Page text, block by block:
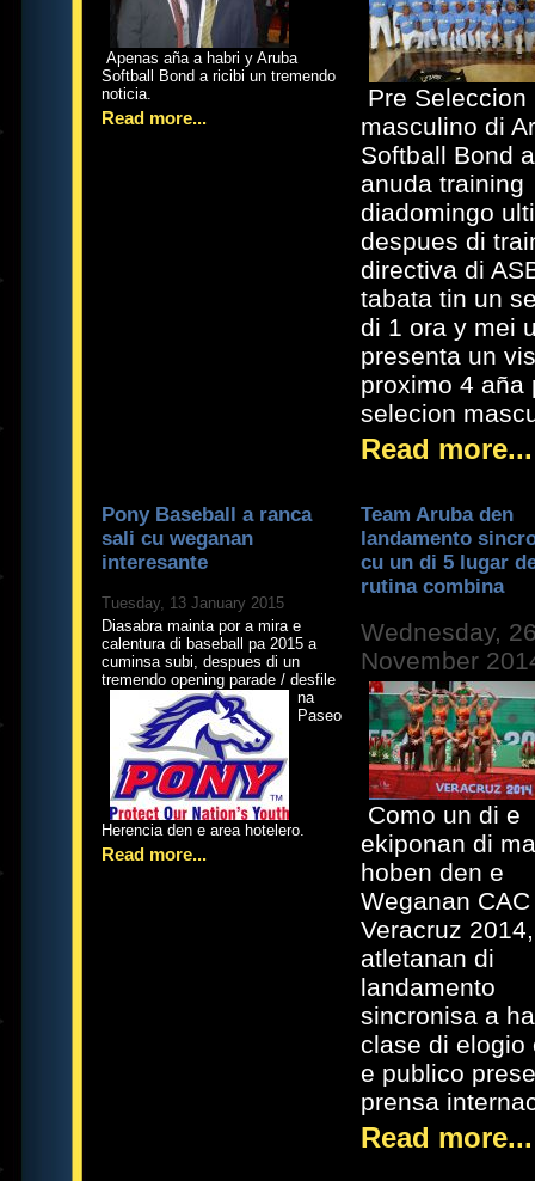
Apenas aña a habri y Aruba
Softball Bond a ricibi un tremendo
noticia.
Read more...
Pre Seleccion
masculino di
Softball Bond
anuda training
diadomingo
despues di
directiva di
tabata tin un
di 1 ora y mei
presenta un
proximo 4 aña
selecion
Read more...
Pony Baseball a ranca
sali cu weganan
interesante
Tuesday, 13 January 2015
Diasabra mainta por a mira e
calentura di baseball pa 2015 a
cuminsa subi, despues di un
tremendo opening parade / desfile
na
Paseo
Herencia den e area hotelero.
Read more...
Team Aruba den
landamento
cu un di 5 lugar
rutina combina
Wednesday,
November
Como un di e
ekiponan di
hoben den e
Weganan
Veracruz
atletanan di
landamento
sincronisa a
clase di elogio
e publico
prensa
Read more...